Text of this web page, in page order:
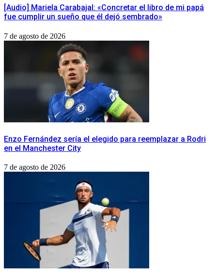
[Audio] Mariela Carabajal: «Concretar el libro de mi papá
fue cumplir un sueño que él dejó sembrado»
7 de agosto de 2026
Enzo Fernández sería el elegido para reemplazar a Rodri
en el Manchester City
7 de agosto de 2026